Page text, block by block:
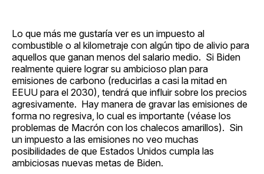
Lo que más me gustaría ver es un impuesto al
combustible o al kilometraje con algún tipo de alivio para
aquellos que ganan menos del salario medio. Si Biden
realmente quiere lograr su ambicioso plan para
emisiones de carbono (reducirlas a casi la mitad en
EEUU para el 2030), tendrá que influir sobre los precios
agresivamente. Hay manera de gravar las emisiones de
forma no regresiva, lo cual es importante (véase los
problemas de Macrón con los chalecos amarillos). Sin
un impuesto a las emisiones no veo muchas
posibilidades de que Estados Unidos cumpla las
ambiciosas nuevas metas de Biden.